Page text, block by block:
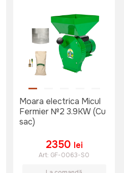
Moara electrica Micul
Fermier №2 3.9KW (Cu
sac)
2350 lei
Art: GF-0063-S0